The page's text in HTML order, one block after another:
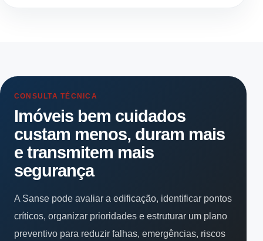
CONSULTA TÉCNICA
Imóveis bem cuidados
custam menos, duram mais
e transmitem mais
segurança
A Sanse pode avaliar a edificação, identificar pontos
críticos, organizar prioridades e estruturar um plano
preventivo para reduzir falhas, emergências, riscos